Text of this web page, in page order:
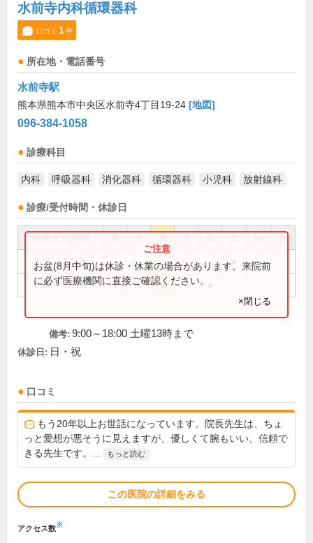
水前寺内科循環器科
口コミ 1件
所在地・電話番号
水前寺駅
熊本県熊本市中央区水前寺4丁目19-24 [地図]
096-384-1058
診療科目
内科 呼吸器科 消化器科 循環器科 小児科 放射線科
診療/受付時間・休診日
祝
9:00～13:00
9:00～18:00 ● ● ● ●
お盆(8月中旬)は休診・休業の場合があります。来院前
に必ず医療機関に直接ご確認ください。
×閉じる
備考: 9:00～18:00 土曜13時まで
休診日: 日・祝
口コミ
もう20年以上お世話になっています。院長先生は、ちょ
っと愛想が悪そうに見えますが、優しくて腕もいい、信頼で
きる先生です。...
もっと読む
この医院の詳細をみる
アクセス数※